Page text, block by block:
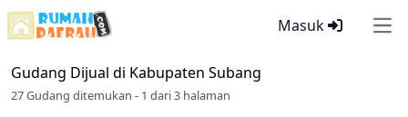
Masuk
Gudang Dijual di Kabupaten Subang
27 Gudang ditemukan - 1 dari 3 halaman